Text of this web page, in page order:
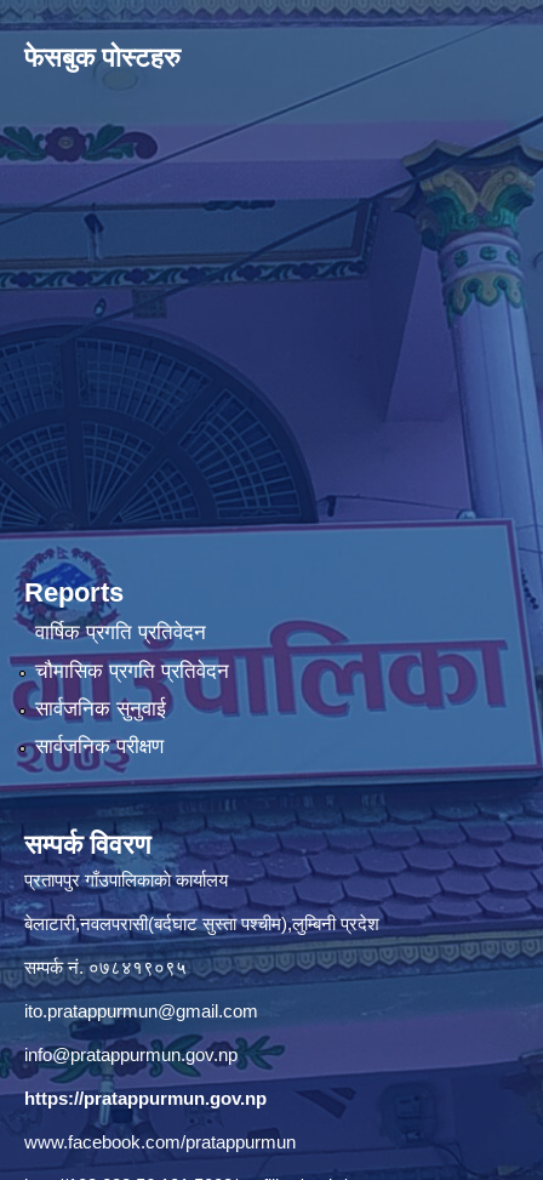
फेसबुक पोस्टहरु
Reports
वार्षिक प्रगति प्रतिवेदन
चौमासिक प्रगति प्रतिवेदन
सार्वजनिक सुनुवाई
सार्वजनिक परीक्षण
सम्पर्क विवरण
प्रतापपुर गाँउपालिकाकाे कार्यालय
बेलाटारी,नवलपरासी(बर्दघाट सुस्ता पश्चीम),लुम्बिनी प्रदेश
सम्पर्क नं. ०७८४१९०९५
ito.pratappurmun@gmail.com
info@pratappurmun.gov.np
https://pratappurmun.gov.np
www.facebook.com/pratappurmun